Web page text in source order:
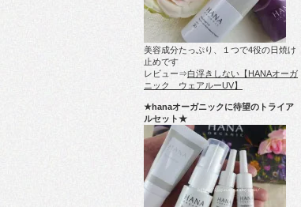
美容成分たっぷり、１つで4役の日焼け
止めです
レビュー⇒白浮きしない【HANAオーガ
ニック ウェアルーUV】
★hanaオーガニックに待望のトライア
ルセット★